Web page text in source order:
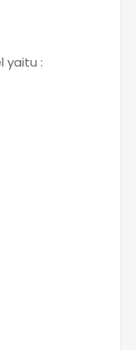
yaitu :